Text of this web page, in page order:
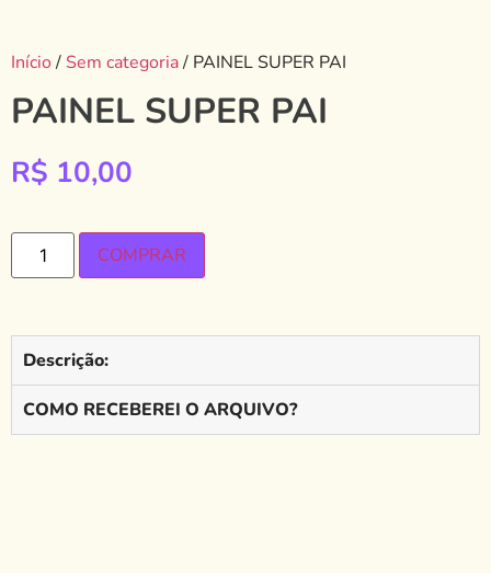
Início/ Sem categoria/ PAINEL SUPER PAI
PAINEL SUPER PAI
R$ 10,00
COMPRAR
Descrição:
COMO RECEBEREI O ARQUIVO?